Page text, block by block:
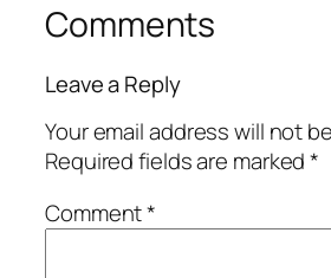
Comments
Leave a Reply
Your email address will not
Required fields are marked*
Comment*